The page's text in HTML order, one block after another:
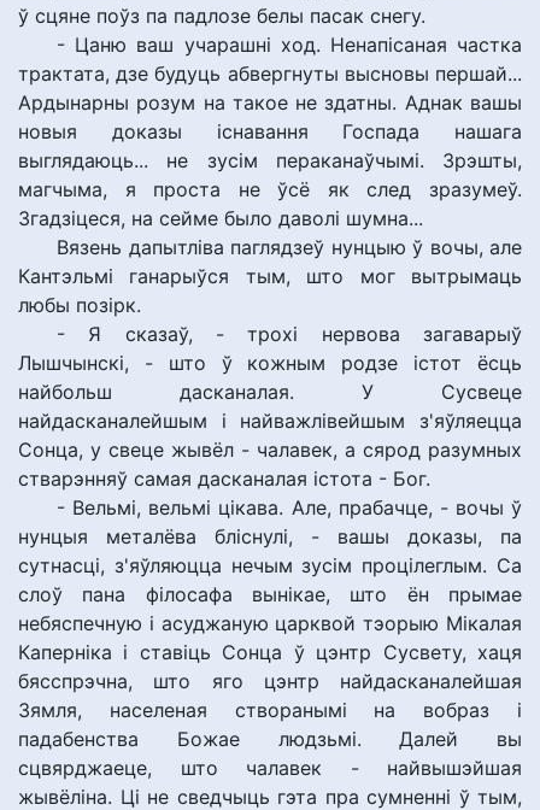
ў сцяне поўз па падлозе белы пасак снегу.
- Цаню ваш учарашні ход. Ненапісаная частка
трактата, дзе будуць абвергнуты высновы першай...
Ардынарны розум на такое не здатны. Аднак вашы
новыя доказы існавання Госпада нашага
выглядаюць... не зусім пераканаўчымі. Зрэшты,
магчыма, я проста не ўсё як след зразумеў.
Згадзіцеся, на сейме было даволі шумна...
Вязень дапытліва паглядзеў нунцыю ў вочы, але
Кантэльмі ганарыўся тым, што мог вытрымаць
любы позірк.
- Я сказаў, - трохі нервова загаварыў
Лышчынскі, - што ў кожным родзе істот ёсць
найбольш дасканалая. У Сусвеце
найдасканалейшым і найважлівейшым з'яўляецца
Сонца, у свеце жывёл - чалавек, а сярод разумных
стварэнняў самая дасканалая істота - Бог.
- Вельмі, вельмі цікава. Але, прабачце, - вочы ў
нунцыя металёва бліснулі, - вашы доказы, па
сутнасці, з'яўляюцца нечым зусім процілеглым. Са
слоў пана філосафа вынікае, што ён прымае
небяспечную і асуджаную царквой тэорыю Мікалая
Каперніка і ставіць Сонца ў цэнтр Сусвету, хаця
бясспрэчна, што яго цэнтр найдасканалейшая
Зямля, населеная створанымі на вобраз і
падабенства Божае людзьмі. Далей вы
сцвярджаеце, што чалавек - найвышэйшая
жывёліна. Ці не сведчыць гэта пра сумненні ў тым,